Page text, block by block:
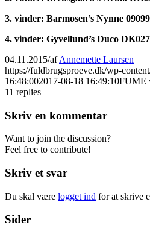
3. vinder: Barmosen’s Nynne
4. vinder: Gyvellund’s Duco
04.11.2015/afAnnemette Laursen
https://fuldbrugsproeve.dk/wp-
16:48:002017-08-18 16:49:10FUME
11 replies
Skriv en kommentar
Want to join the discussion?
Feel free to contribute!
Skriv et svar
Du skal være logget ind for at skrive
Sider